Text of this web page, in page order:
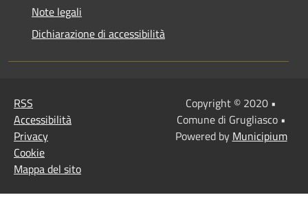
Note legali
Dichiarazione di accessibilità
RSS
Accessibilità
Privacy
Cookie
Mappa del sito
Copyright © 2020 •
Comune di Grugliasco •
Powered by Municipium